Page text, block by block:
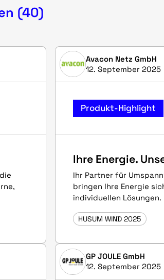
(40)
Avacon Netz GmbH
12. September 2025
Produkt-Highlight
Ihre Energie.
Ihr Partner für
bringen Ihre Energie
individuellen Lösungen.
HUSUM WIND 2025
GP JOULE GmbH
12. September 2025